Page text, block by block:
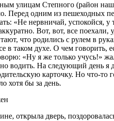
улицам Степного (район
Перед одним из пешеходных
«Не нервничай, успокойся,
Вот, вот, все
что родились с рулем в
в таком духе. О чем говорить,
«Ну я же только учусь!»
водить. На следующий день
карточку. Но что-то
хотя бы за день.
открыла дверь,